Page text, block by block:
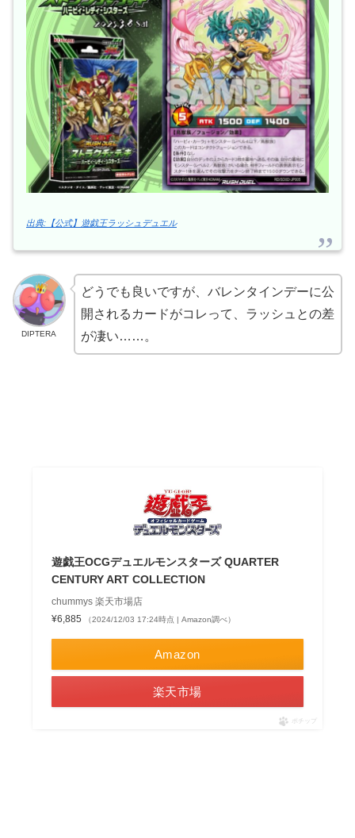
出典:【公式】遊戯王ラッシュデュエル
DIPTERA
どうでも良いですが、バレンタインデーに公
開されるカードがコレって、ラッシュとの差
が凄い……。
遊戯王OCGデュエルモンスターズ QUARTER
CENTURY ART COLLECTION
chummys 楽天市場店
¥6,885
（2024/12/03 17:24時点 | Amazon調べ）
Amazon
楽天市場
ポチップ